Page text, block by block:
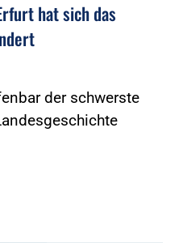
hat sich das
der schwerste